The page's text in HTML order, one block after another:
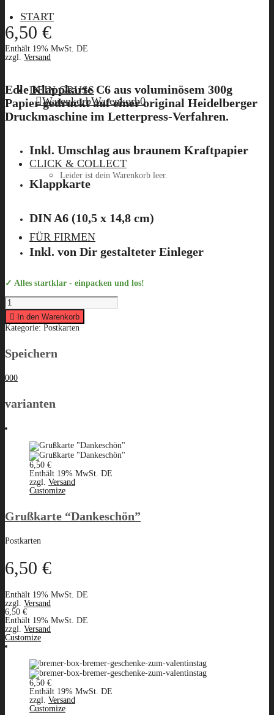
START
DEIN GRUSS
CLICK & COLLECT
FÜR FIRMEN
VISION
WarenkorbWarenkorb0
Leider ist dein Warenkorb leer.
6,50 €
Enthält 19% MwSt. DE
zzgl. Versand
Edle Klappkarte C6 aus voluminösem 300g
Papier gedruckt auf einer original Heidelberger
Druckmaschine im Letterpress-Verfahren.
Inkl. Umschlag aus braunem Kraftpapier
Klappkarte
DIN A6 (10,5 x 14,8 cm)
Inkl. von Dir gestalteter Einleger
✓ Alles startklar - einpacken und los!
Klappkarte
"Zum
Geburtstag
alles
Liebe"
In den Warenkorb
Kategorie: Postkarten
Speichern
000
varianten
6,50 €
Enthält 19% MwSt. DE
zzgl. Versand
Customize
Grußkarte “Dankeschön”
Postkarten
6,50 €
Enthält 19% MwSt. DE
zzgl. Versand
6,50 €
Enthält 19% MwSt. DE
zzgl. Versand
Customize
6,50 €
Enthält 19% MwSt. DE
zzgl. Versand
Customize